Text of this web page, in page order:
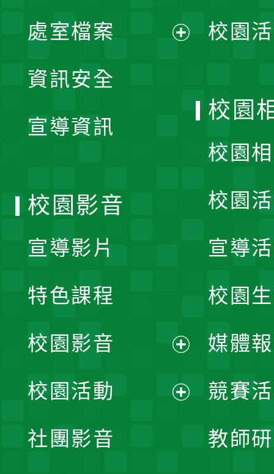
單
處室檔案
資訊安全
宣導資訊
校園
校園
校園
校園
宣導
校園
媒體
競賽
教師
校園影音
宣導影片
特色課程
校園影音
開
校園活動
社團影音